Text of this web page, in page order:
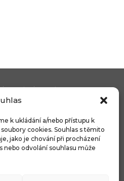
k ukládání a/nebo přístupu k
cookies. Souhlas s těmito
jako je chování při procházení
nebo odvolání souhlasu může
stanice metra
a...
středomořská
která se...
látky s technologií